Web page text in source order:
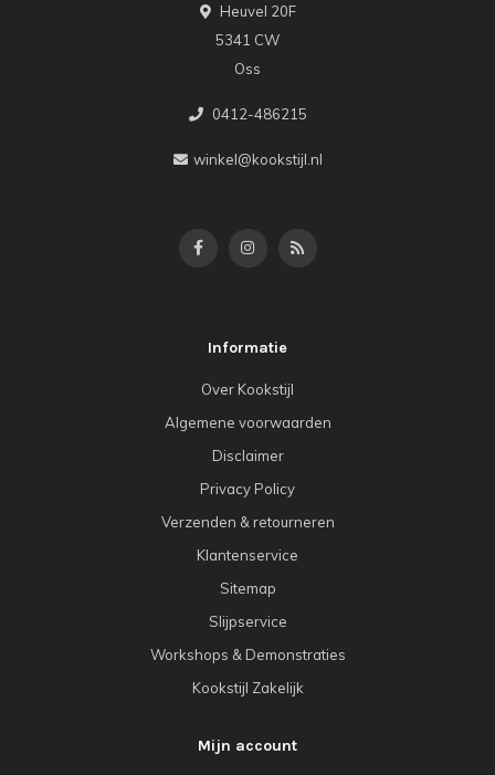
Heuvel 20F
5341 CW
Oss
0412-486215
winkel@kookstijl.nl
Informatie
Over Kookstijl
Algemene voorwaarden
Disclaimer
Privacy Policy
Verzenden & retourneren
Klantenservice
Sitemap
Slijpservice
Workshops & Demonstraties
Kookstijl Zakelijk
Mijn account